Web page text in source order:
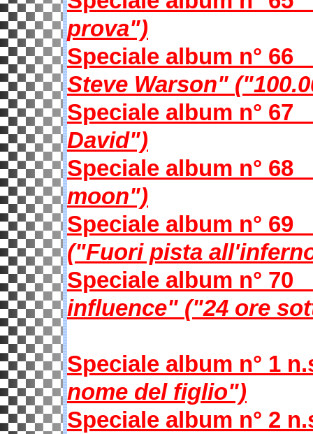
prova")
Speciale album
Steve Warson"
Speciale album
David")
Speciale album
moon")
Speciale album
("Fuori pista
Speciale album
influence" ("24 ore
Speciale album n°
nome del figlio")
Speciale album n°